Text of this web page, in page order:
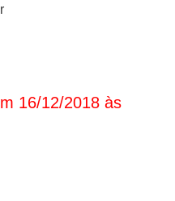
16/12/2018 às